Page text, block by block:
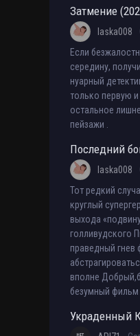
Затмение
laska008
Если
середину,
нуарный
только первую
остальное
пейзажи .
Последний
laska008
Тот редкий
круглый
выхода
голливудского
праведный гнев
вполне
безумный фильм .
Украденный